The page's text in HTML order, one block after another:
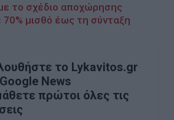
το σχέδιο αποχώρησης
μισθό έως τη σύνταξη
το Lykavitos.gr
News
πρώτοι όλες τις